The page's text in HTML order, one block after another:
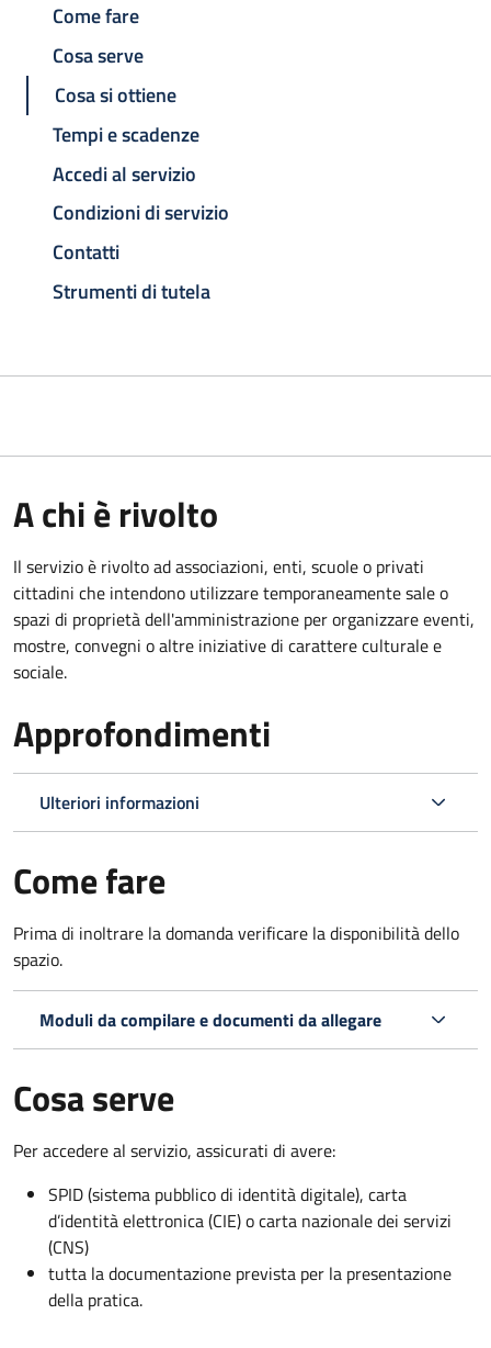
Come fare
Cosa serve
Cosa si ottiene
Tempi e scadenze
Accedi al servizio
Condizioni di servizio
Contatti
Strumenti di tutela
A chi è rivolto
Il servizio è rivolto ad associazioni, enti, scuole o privati
cittadini che intendono utilizzare temporaneamente sale o
spazi di proprietà dell'amministrazione per organizzare eventi,
mostre, convegni o altre iniziative di carattere culturale e
sociale.
Approfondimenti
Ulteriori informazioni
Come fare
Prima di inoltrare la domanda verificare la disponibilità dello
spazio.
Moduli da compilare e documenti da allegare
Cosa serve
Per accedere al servizio, assicurati di avere:
SPID (sistema pubblico di identità digitale), carta
d’identità elettronica (CIE) o carta nazionale dei servizi
(CNS)
tutta la documentazione prevista per la presentazione
della pratica.